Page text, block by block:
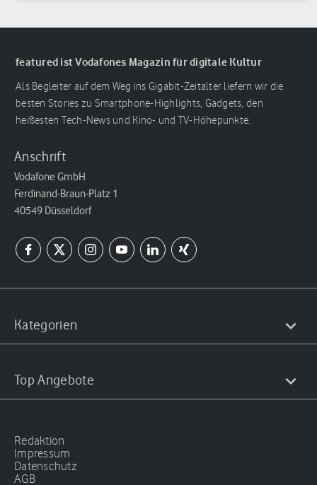
featured ist Vodafones Magazin für digitale Kultur
Als Begleiter auf dem Weg ins Gigabit-Zeitalter liefern wir die
besten Stories zu Smartphone-Highlights, Gadgets, den
heißesten Tech-News und Kino- und TV-Höhepunkte.
Anschrift
Vodafone GmbH
Ferdinand-Braun-Platz 1
40549 Düsseldorf
Kategorien
Top Angebote
Redaktion
Impressum
Datenschutz
AGB